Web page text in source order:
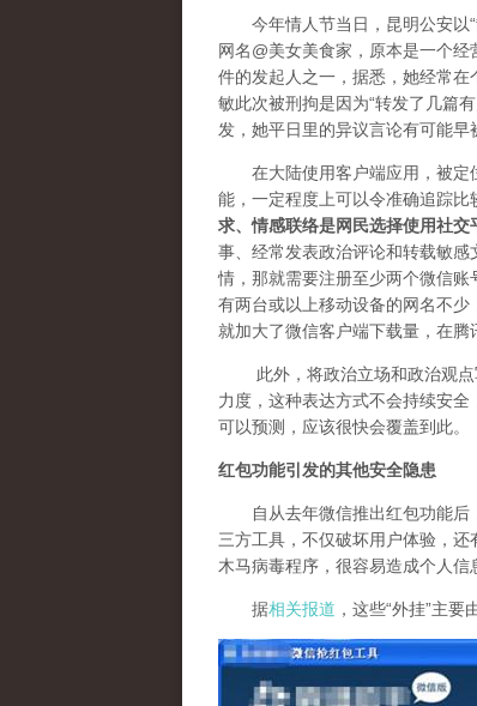
今年情人节当日，昆明公安以“
网名@美女美食家，原本是一个
件的发起人之一，据悉，她经常
敏此次被刑拘是因为“转发了几篇
发，她平日里的异议言论有可能早
在大陆使用客户端应用，被定
能，一定程度上可以令准确追踪比
求、情感联络是网民选择使用社交
事、经常发表政治评论和转载敏
情，那就需要注册至少两个微信
有两台或以上移动设备的网名不少
就加大了微信客户端下载量，在腾
此外，将政治立场和政治观点
力度，这种表达方式不会持续安
可以预测，应该很快会覆盖到此。
红包功能引发的其他安全隐患
自从去年微信推出红包功能后，
三方工具，不仅破坏用户体验，还
木马病毒程序，很容易造成个人信
据相关报道 ，这些“外挂”主